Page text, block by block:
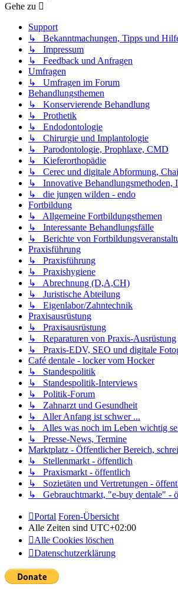
Gehe zu
Support
↳ Bekanntmachungen, Tipps und
↳ Impressum
↳ Feedback und Anfragen
Umfragen
↳ Umfragen im Forum
Behandlungsthemen
↳ Konservierende Behandlung
↳ Prothetik
↳ Endodontologie
↳ Chirurgie und Implantologie
↳ Parodontologie, Prophlaxe, CMD
↳ Kieferorthopädie
↳ Cerec und digitale Abformung,
↳ Innovative Behandlungsmethoden,
↳ die jungen wilden - endo
Fortbildung
↳ Allgemeine Fortbildungsthemen
↳ Interessante Behandlungsfälle
↳ Berichte von
Praxisführung
↳ Praxisführung
↳ Praxishygiene
↳ Abrechnung (D,A,CH)
↳ Juristische Abteilung
↳ Eigenlabor/Zahntechnik
Praxisausrüstung
↳ Praxisausrüstung
↳ Reparaturen von Praxis-Ausrüstung
↳ Praxis-EDV, SEO und digitale
Café dentale - locker vom Hocker
↳ Standespolitik
↳ Standespolitik-Interviews
↳ Politik-Forum
↳ Zahnarzt und Gesundheit
↳ Aller Anfang ist schwer ...
↳ Alles was noch im Leben wichtig
↳ Presse-News, Termine
Marktplatz - Öffentlicher Bereich,
↳ Stellenmarkt - öffentlich
↳ Praxismarkt - öffentlich
↳ Sozietäten und Vertretungen -
↳ Gebrauchtmarkt, "e-buy dentale" -
Portal Foren-Übersicht
Alle Zeiten sind UTC+02:00
Alle Cookies löschen
Datenschutzerklärung